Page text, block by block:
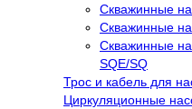
Скважинные
Скважинные
Скважинные
SQE/SQ
Трос и кабель для
Циркуляционные